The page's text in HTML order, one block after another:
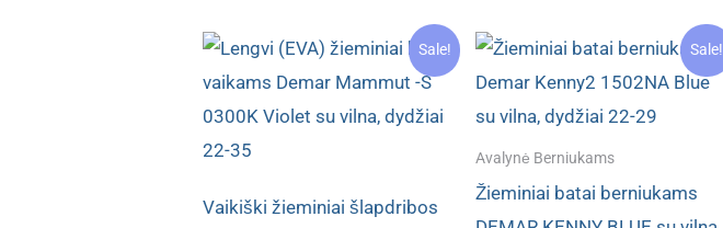
Sale!
Vaikiški žieminiai šlapdribos
Sale!
Avalynė Berniukams
Žieminiai batai berniukams